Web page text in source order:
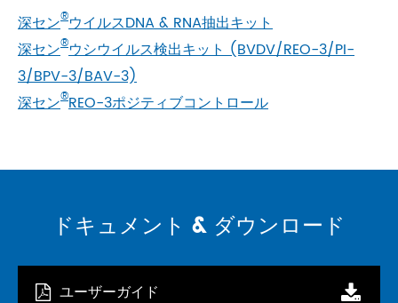
深セン®ウイルスDNA & RNA抽出キット
深セン®ウシウイルス検出キット (BVDV/REO-3/PI-
3/BPV-3/BAV-3)
深セン®REO-3ポジティブコントロール
ドキュメント & ダウンロード
ユーザーガイド